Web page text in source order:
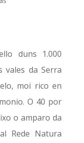
duns 1.000
vales da Serra
moi rico en
O 40 por
o amparo da
Rede Natura